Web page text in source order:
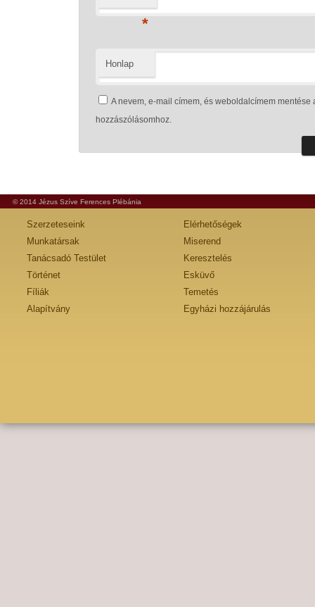
*
Honlap
A nevem, e-mail címem, és weboldalcímem
hozzászólásomhoz.
© 2014 Jézus Szíve Ferences Plébánia
Szerzeteseink
Munkatársak
Tanácsadó Testület
Történet
Fíliák
Alapítvány
Elérhetőségek
Miserend
Keresztelés
Esküvő
Temetés
Egyházi hozzájárulás